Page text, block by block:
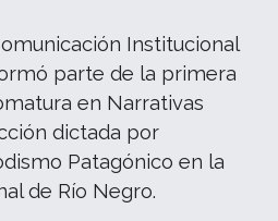
Institucional
parte de la primera
en Narrativas
dictada por
Patagónico en la
de Río Negro.